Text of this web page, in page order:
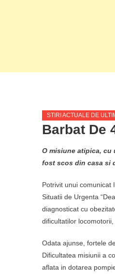
STIRI ACTUALE DE
Barbat De
O misiune atipica, cu
fost scos din casa si
Potrivit unui comunicat
Situatii de Urgenta
diagnosticat cu
dificultatilor
Odata ajunse, fortele
Dificultatea misiunii a
aflata in dotarea